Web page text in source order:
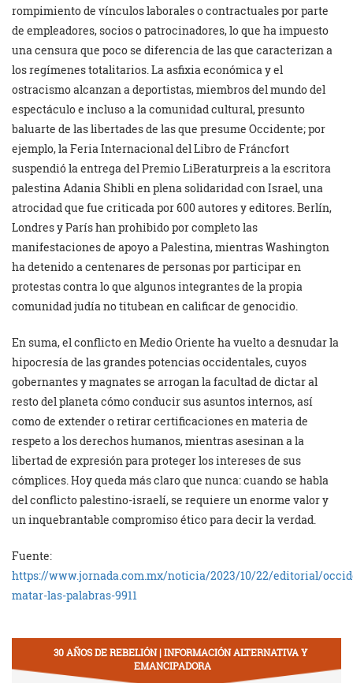
rompimiento de vínculos laborales o contractuales por parte
de empleadores, socios o patrocinadores, lo que ha impuesto
una censura que poco se diferencia de las que caracterizan a
los regímenes totalitarios. La asfixia económica y el
ostracismo alcanzan a deportistas, miembros del mundo del
espectáculo e incluso a la comunidad cultural, presunto
baluarte de las libertades de las que presume Occidente; por
ejemplo, la Feria Internacional del Libro de Fráncfort
suspendió la entrega del Premio LiBeraturpreis a la escritora
palestina Adania Shibli en plena solidaridad con Israel, una
atrocidad que fue criticada por 600 autores y editores. Berlín,
Londres y París han prohibido por completo las
manifestaciones de apoyo a Palestina, mientras Washington
ha detenido a centenares de personas por participar en
protestas contra lo que algunos integrantes de la propia
comunidad judía no titubean en calificar de genocidio.
En suma, el conflicto en Medio Oriente ha vuelto a desnudar la
hipocresía de las grandes potencias occidentales, cuyos
gobernantes y magnates se arrogan la facultad de dictar al
resto del planeta cómo conducir sus asuntos internos, así
como de extender o retirar certificaciones en materia de
respeto a los derechos humanos, mientras asesinan a la
libertad de expresión para proteger los intereses de sus
cómplices. Hoy queda más claro que nunca: cuando se habla
del conflicto palestino-israelí, se requiere un enorme valor y
un inquebrantable compromiso ético para decir la verdad.
Fuente:
https://www.jornada.com.mx/noticia/2023/10/22/editorial/
matar-las-palabras-9911
30 AÑOS DE REBELIÓN | INFORMACIÓN ALTERNATIVA Y
EMANCIPADORA